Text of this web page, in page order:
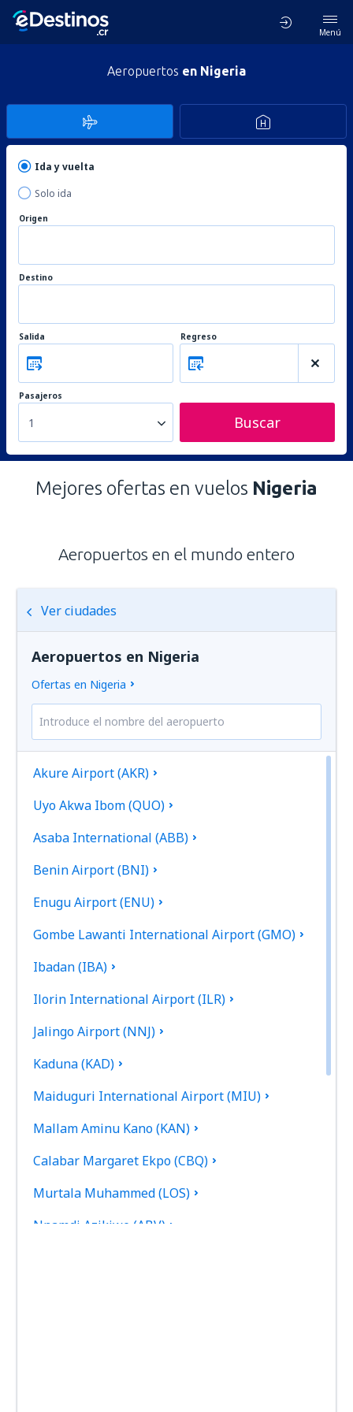
Menú
Aeropuertos en Nigeria
Ida y vuelta
Solo ida
Origen
Destino
Salida Regreso
Pasajeros
1 Buscar
Mejores ofertas en vuelos Nigeria
Aeropuertos en el mundo entero
Ver ciudades
Aeropuertos en Nigeria
Ofertas en Nigeria
Akure Airport (AKR)
Uyo Akwa Ibom (QUO)
Asaba International (ABB)
Benin Airport (BNI)
Enugu Airport (ENU)
Gombe Lawanti International Airport (GMO)
Ibadan (IBA)
Ilorin International Airport (ILR)
Jalingo Airport (NNJ)
Kaduna (KAD)
Maiduguri International Airport (MIU)
Mallam Aminu Kano (KAN)
Calabar Margaret Ekpo (CBQ)
Murtala Muhammed (LOS)
Nnamdi Azikiwe (ABV)